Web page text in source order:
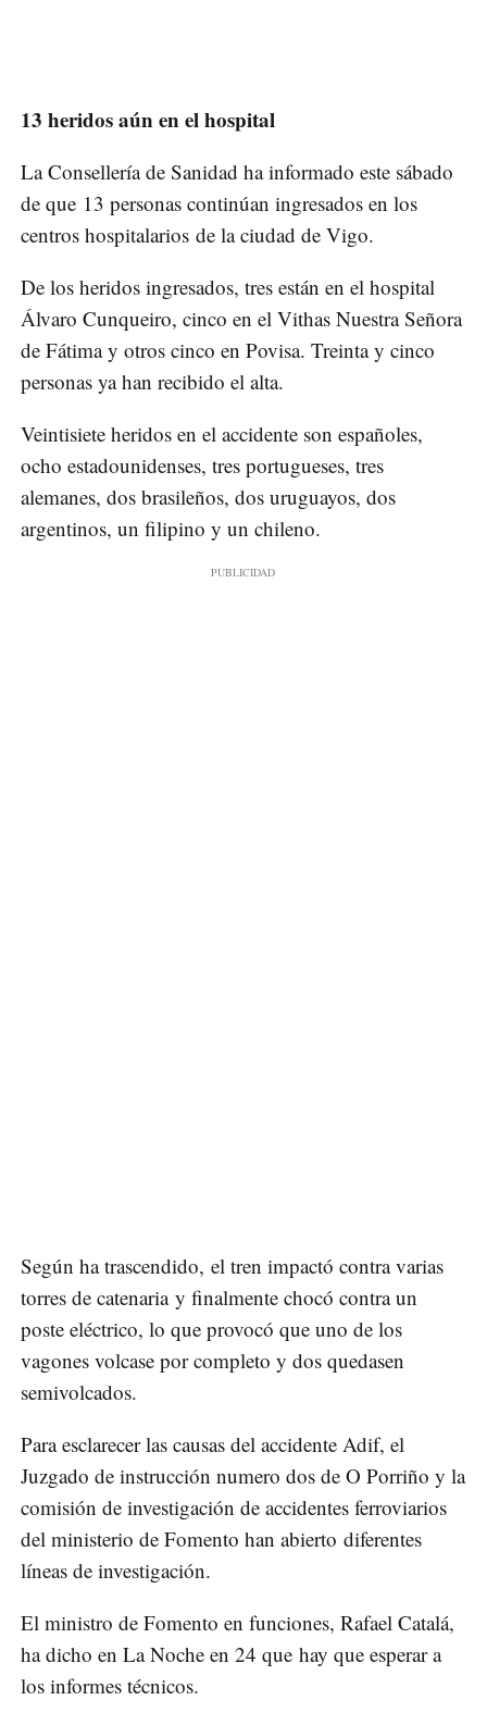
13 heridos aún en el hospital
La Consellería de Sanidad ha informado este sábado
de que 13 personas continúan ingresados en los
centros hospitalarios de la ciudad de Vigo.
De los heridos ingresados, tres están en el hospital
Álvaro Cunqueiro, cinco en el Vithas Nuestra Señora
de Fátima y otros cinco en Povisa. Treinta y cinco
personas ya han recibido el alta.
Veintisiete heridos en el accidente son españoles,
ocho estadounidenses, tres portugueses, tres
alemanes, dos brasileños, dos uruguayos, dos
argentinos, un filipino y un chileno.
Según ha trascendido, el tren impactó contra varias
torres de catenaria y finalmente chocó contra un
poste eléctrico, lo que provocó que uno de los
vagones volcase por completo y dos quedasen
semivolcados.
Para esclarecer las causas del accidente Adif, el
Juzgado de instrucción numero dos de O Porriño y la
comisión de investigación de accidentes ferroviarios
del ministerio de Fomento han abierto diferentes
líneas de investigación.
El ministro de Fomento en funciones, Rafael Catalá,
ha dicho en La Noche en 24 que hay que esperar a
los informes técnicos.